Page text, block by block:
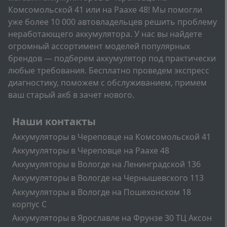
Комсомольской 41 или на Раахе 48! Мы помогли
уже более 10 000 автовладельцев решить проблему
неработающего аккумулятора. У нас вы найдете
огромный ассортимент моделей популярных
брендов — подберем аккумулятор под практически
любые требования. Бесплатно проведем экспресс
диагностику, поможем с обслуживанием, примем
ваш старый акб в зачет нового.
Наши контакты
Аккумуляторы в Череповце на Комсомольской 41
Аккумуляторы в Череповце на Раахе 48
Аккумуляторы в Вологде на Ленинградской 136
Аккумуляторы в Вологде на Чернышевского 113
Аккумуляторы в Вологде на Пошехонском 18
корпус C
Аккумуляторы в Ярославле на Фрунзе 30 ТЦ Аксон